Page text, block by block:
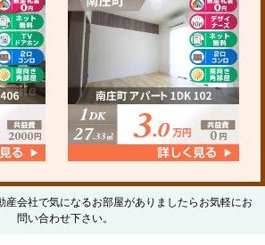
産会社で気になるお部屋がありましたらお気軽にお
問い合わせ下さい。